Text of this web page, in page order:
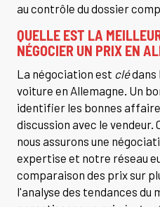
au contrôle du dossier
QUELLE EST LA
NÉGOCIER UN PRIX EN
La négociation est clédans
voiture en Allemagne. Un
identifier les bonnes
discussion avec le vendeur.
nous assurons une
expertise et notre réseau
comparaison des prix sur
l'analyse des tendances du